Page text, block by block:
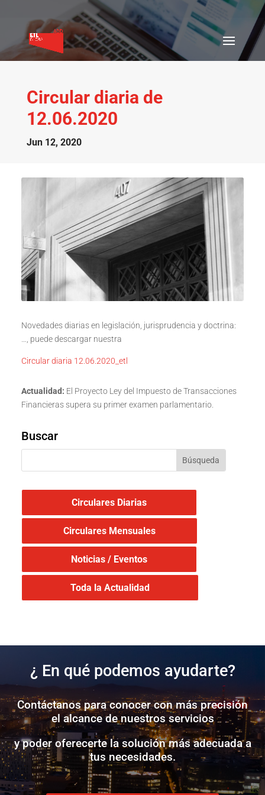
Circular diaria de
12.06.2020
Jun 12, 2020
Novedades diarias en legislación, jurisprudencia y doctrina:
…, puede descargar nuestra
Circular diaria 12.06.2020_etl
Actualidad: El Proyecto Ley del Impuesto de Transacciones
Financieras supera su primer examen parlamentario.
Buscar
Circulares Diarias
Circulares Mensuales
Noticias / Eventos
Toda la Actualidad
¿ En qué podemos ayudarte?
Contáctanos para conocer con más precisión
el alcance de nuestros servicios
y poder oferecerte la solución más adecuada a
tus necesidades.